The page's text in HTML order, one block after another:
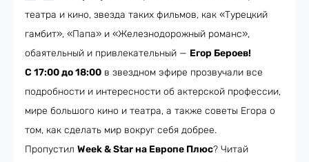
театра и кино, звезда таких фильмов, как «Турецкий
гамбит», «Папа» и «Железнодорожный романс»,
обаятельный и привлекательный — Егор Бероев!
C 17:00 до 18:00 в звездном эфире прозвучали все
подробности и интересности об актерской профессии,
мире большого кино и театра, а также советы Егора о
том, как сделать мир вокруг себя добрее.
Пропустил Week & Star на Европе Плюс? Читай